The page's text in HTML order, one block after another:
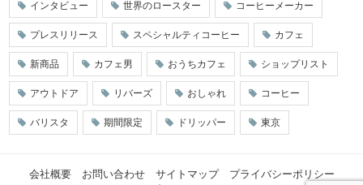
インタビュー 世界のロースター コーヒーメーカー
プレスリリース スペシャルティコーヒー カフェ
新商品 カフェ男 おうちカフェ ショップリスト
アウトドア リバーズ おしゃれ コーヒー
バリスタ 期間限定 ドリッパー 東京
会社概要 お問い合わせ サイトマップ
プライバシーポリシー